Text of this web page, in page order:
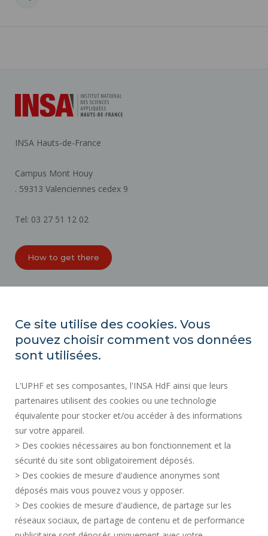
INSA Hauts-de-France
Campus Mont Houy
. 59313 Valenciennes cedex 9
Tel: 03 27 51 12 02
How to get there
SITE MAP
PERSONAL DATA
PUBLIC PROCUREMENT
LEGAL INFORMATION
CREDITS
PRESS AREA
SOCIAL MAP
CONTACT
Ce site utilise des cookies. Vous
pouvez choisir comment vos données
sont utilisées.
L'UPHF et ses composantes, l'INSA HdF ainsi que leurs
partenaires utilisent des cookies ou une technologie
équivalente pour stocker et/ou accéder à des informations
sur votre appareil.
> Des cookies nécessaires au bon fonctionnement et la
sécurité du site sont obligatoirement déposés.
> Des cookies de mesure d'audience anonymes sont
déposés mais vous pouvez vous y opposer.
> Des cookies de mesure d'audience, de partage sur les
réseaux sociaux, de partage de contenu et de performance